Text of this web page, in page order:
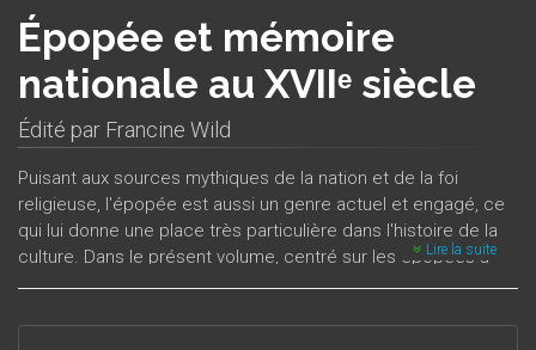
Épopée et mémoire
nationale au XVIIᵉ siècle
Édité par Francine Wild
Puisant aux sources mythiques de la nation et de la foi
religieuse, l'épopée est aussi un genre actuel et engagé, ce
qui lui donne une place très particulière dans l'histoire de la
culture. Dans le présent volume, centré sur les épopées à
visée nationale parues au XVII siècle, on trouvera, à partir de
Lire la suite